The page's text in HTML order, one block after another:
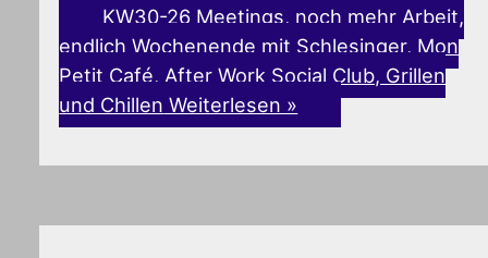
KW30-26 Meetings, noch mehr Arbeit,
endlich Wochenende mit Schlesinger, Mon
Petit Café, After Work Social Club, Grillen
und Chillen Weiterlesen »